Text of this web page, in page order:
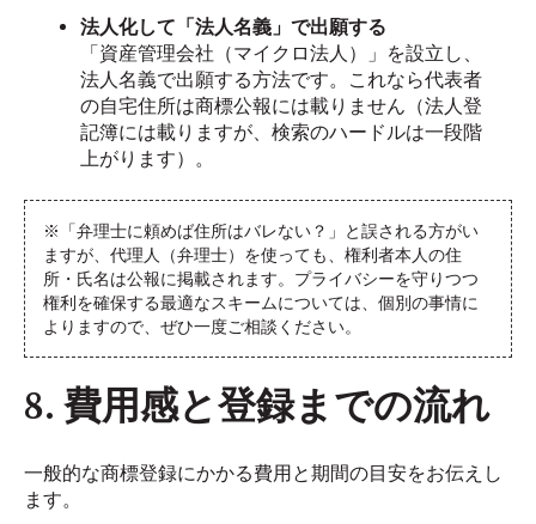
法人化して「法人名義」で出願する
「資産管理会社（マイクロ法人）」を設立し、
法人名義で出願する方法です。これなら代表者
の自宅住所は商標公報には載りません（法人登
記簿には載りますが、検索のハードルは一段階
上がります）。
※「弁理士に頼めば住所はバレない？」と誤される方がい
ますが、代理人（弁理士）を使っても、権利者本人の住
所・氏名は公報に掲載されます。プライバシーを守りつつ
権利を確保する最適なスキームについては、個別の事情に
よりますので、ぜひ一度ご相談ください。
8. 費用感と登録までの流れ
一般的な商標登録にかかる費用と期間の目安をお伝えし
ます。